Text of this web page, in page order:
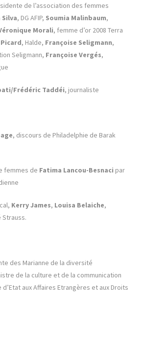
de l’association des femmes
Silva, DG AFIP, Soumia Malinbaum,
Morali, femme d’or 2008 Terra
, Halde, Françoise Seligmann,
Seligmann, Françoise Vergés,
Frédéric Taddéi, journaliste
, discours de Philadelphie de Barak
femmes de Fatima Lancou-Besnaci par
Kerry James, Louisa Belaiche,
Strauss.
des Marianne de la diversité
de la culture et de la communication
aux Affaires Etrangères et aux Droits